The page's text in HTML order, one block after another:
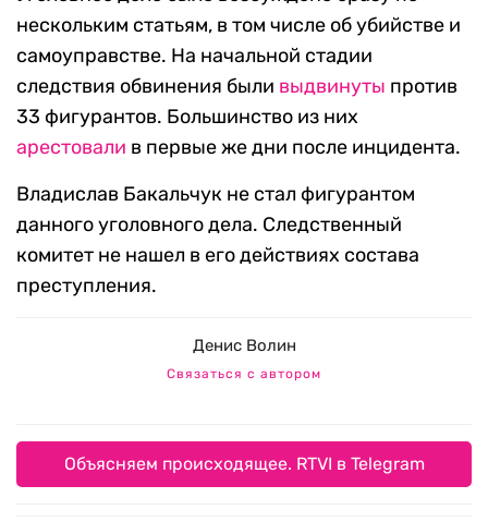
нескольким статьям, в том числе об убийстве и
самоуправстве. На начальной стадии
следствия обвинения были выдвинуты против
33 фигурантов. Большинство из них
арестовали в первые же дни после инцидента.
Владислав Бакальчук не стал фигурантом
данного уголовного дела. Следственный
комитет не нашел в его действиях состава
преступления.
Денис Волин
Связаться с автором
Объясняем происходящее. RTVI в Telegram